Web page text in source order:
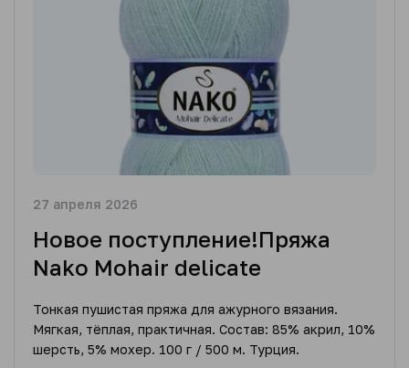
27 апреля 2026
Новое поступление!Пряжа
Nako Mohair delicate
Тонкая пушистая пряжа для ажурного вязания.
Мягкая, тёплая, практичная. Состав: 85% акрил, 10%
шерсть, 5% мохер. 100 г / 500 м. Турция.